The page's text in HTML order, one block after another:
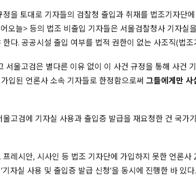
정을 토대로 기자들의 검찰청 출입과 취재를 법조기자단
오늘> 등의 법조 비출입 기자들은 서울검찰청사 기자실
한다. 공공시설 출입 여부를 법적 권한이 없는 사조직(법
서울고검은 별다른 이유 없이 이 사건 규정을 통해 사건
입된 언론사 소속 기자들로 한정함으로써 그들에게만 사
고검에 기자실 사용과 출입증 발급을 재요청한 건 국가
프레시안, 시사인 등 법조 기자단에 가입하지 못한 언론
기자실 사용 및 출입증 발급 신청‘을 동시에 진행한 바 있다.